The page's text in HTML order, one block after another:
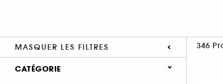
MASQUER LES FILTRES 346
CATÉGORIE